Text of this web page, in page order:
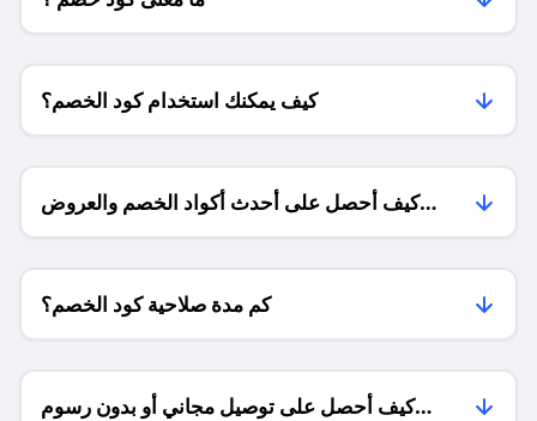
كيف يمكنك استخدام كود الخصم؟
كيف أحصل على أحدث أكواد الخصم والعروض
للمتاجر؟
كم مدة صلاحية كود الخصم؟
كيف أحصل على توصيل مجاني أو بدون رسوم